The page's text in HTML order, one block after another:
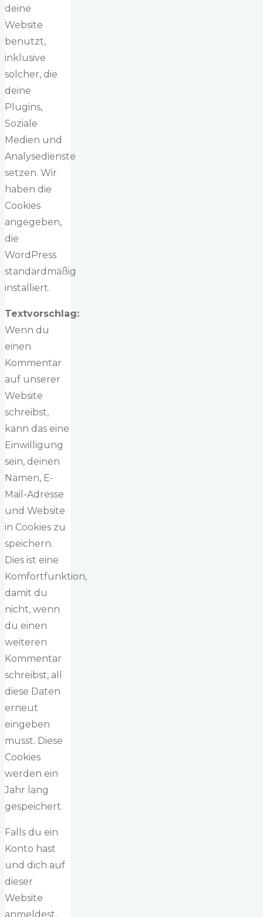
deine
Website
benutzt,
inklusive
solcher, die
deine
Plugins,
Soziale
Medien und
Analysedienste
setzen. Wir
haben die
Cookies
angegeben,
die
WordPress
standardmäßig
installiert.
Textvorschlag:
Wenn du
einen
Kommentar
auf unserer
Website
schreibst,
kann das eine
Einwilligung
sein, deinen
Namen, E-
Mail-Adresse
und Website
in Cookies zu
speichern.
Dies ist eine
Komfortfunktion,
damit du
nicht, wenn
du einen
weiteren
Kommentar
schreibst, all
diese Daten
erneut
eingeben
musst. Diese
Cookies
werden ein
Jahr lang
gespeichert.
Falls du ein
Konto hast
und dich auf
dieser
Website
anmeldest,